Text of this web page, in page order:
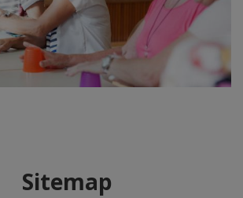
Sitemap